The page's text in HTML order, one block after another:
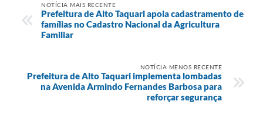
NOTÍCIA MAIS RECENTE
Prefeitura de Alto Taquari apoia cadastramento de
famílias no Cadastro Nacional da Agricultura
Familiar
NOTÍCIA MENOS RECENTE
Prefeitura de Alto Taquari implementa lombadas
na Avenida Armindo Fernandes Barbosa para
reforçar segurança